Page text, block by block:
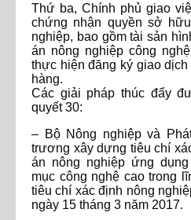
Thứ ba, Chính phủ giao
chứng nhận quyền sở
nghiệp, bao gồm tài sản
án nông nghiệp công
thực hiện đăng ký giao
hàng.
Các giải pháp thúc đẩy
quyết 30:
– Bộ Nông nghiệp và
trương xây dựng tiêu chí
án nông nghiệp ứng
mục công nghệ cao trong
tiêu chí xác định nông
ngày 15 tháng 3 năm 2017.